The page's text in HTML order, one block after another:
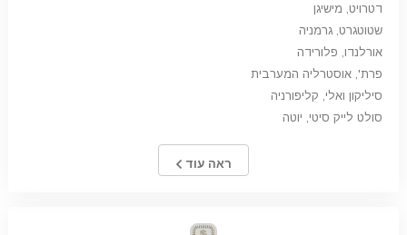
דטרויט, מישיגן
שטוטגרט, גרמניה
אורלנדו, פלורידה
פרת', אוסטרליה המערבית
סיליקון ואלי, קליפורניה
סולט לייק סיטי, יוטה
ראה עוד